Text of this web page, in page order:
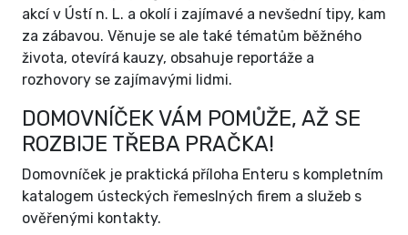
akcí v Ústí n. L. a okolí i zajímavé a nevšední tipy, kam
za zábavou. Věnuje se ale také tématům běžného
života, otevírá kauzy, obsahuje reportáže a
rozhovory se zajímavými lidmi.
DOMOVNÍČEK VÁM POMŮŽE, AŽ SE
ROZBIJE TŘEBA PRAČKA!
Domovníček je praktická příloha Enteru s kompletním
katalogem ústeckých řemeslných firem a služeb s
ověřenými kontakty.